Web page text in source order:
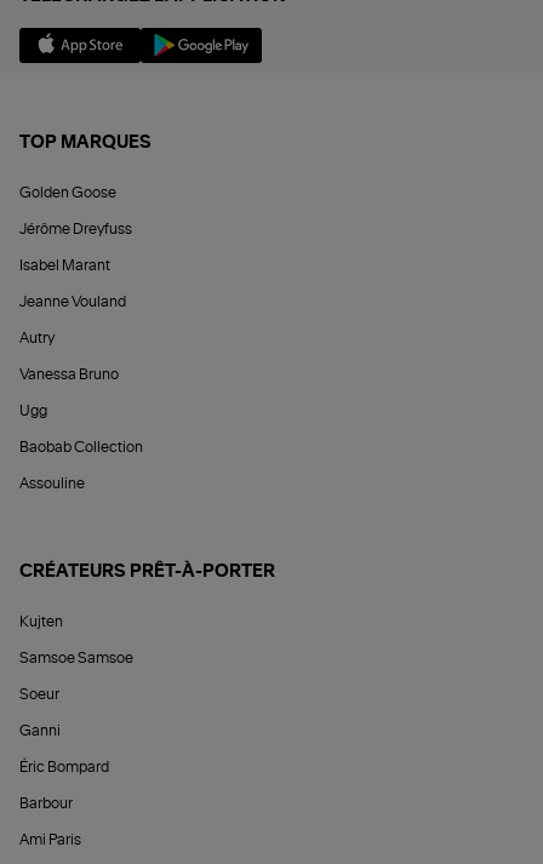
TOP MARQUES
Golden Goose
Jérôme Dreyfuss
Isabel Marant
Jeanne Vouland
Autry
Vanessa Bruno
Ugg
Baobab Collection
Assouline
CRÉATEURS PRÊT-À-PORTER
Kujten
Samsoe Samsoe
Soeur
Ganni
Éric Bompard
Barbour
Ami Paris